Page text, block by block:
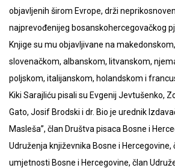
objavljenih širom Evrope, drži
najprevođenijeg bosanskohercegovačkog
Knjige su mu objavljivane na
slovenačkom, albanskom, litvanskom,
poljskom, italijanskom, holandskom i
Kiki Sarajliću pisali su Evgenij Jevtušenko,
Gato, Josif Brodski i dr. Bio je urednik
Masleša”, član Društva pisaca Bosne i
Udruženja književnika Bosne i
umjetnosti Bosne i Hercegovine, član